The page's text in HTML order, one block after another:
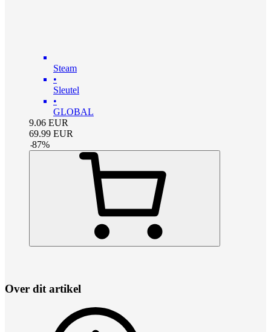
Steam
•
Sleutel
•
GLOBAL
9.06 EUR
69.99 EUR
-87%
Over dit artikel